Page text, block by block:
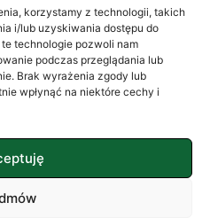
korzystamy z technologii, takich
i/lub uzyskiwania dostępu do
technologie pozwoli nam
podczas przeglądania lub
Brak wyrażenia zgody lub
wpłynąć na niektóre cechy i